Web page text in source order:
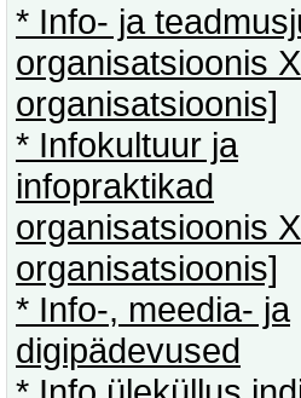
* Info- ja
organisatsioonis
organisatsioonis]
* Infokultuur ja
infopraktikad
organisatsioonis
organisatsioonis]
* Info-, meedia- ja
digipädevused